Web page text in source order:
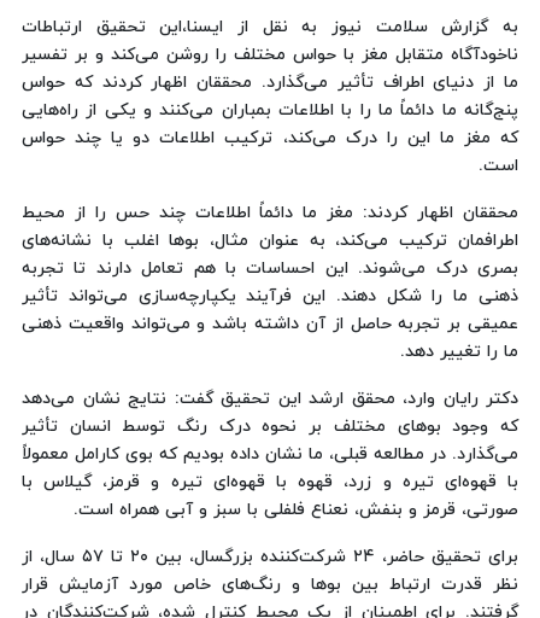
به گزارش سلامت نیوز به نقل از ایسنا،این تحقیق ارتباطات
ناخودآگاه متقابل مغز با حواس مختلف را روشن می‌کند و بر تفسیر
ما از دنیای اطراف تأثیر می‌گذارد. محققان اظهار کردند که حواس
پنج‌گانه ما دائماً ما را با اطلاعات بمباران می‌کنند و یکی از راه‌هایی
که مغز ما این را درک می‌کند، ترکیب اطلاعات دو یا چند حواس
است.
محققان اظهار کردند: مغز ما دائماً اطلاعات چند حس را از محیط
اطرافمان ترکیب می‌کند، به عنوان مثال، بوها اغلب با نشانه‌های
بصری درک می‌شوند. این احساسات با هم تعامل دارند تا تجربه
ذهنی ما را شکل دهند. این فرآیند یکپارچه‌سازی می‌تواند تأثیر
عمیقی بر تجربه حاصل از آن داشته باشد و می‌تواند واقعیت ذهنی
ما را تغییر دهد.
دکتر رایان وارد، محقق ارشد این تحقیق گفت: نتایج نشان می‌دهد
که وجود بوهای مختلف بر نحوه درک رنگ توسط انسان تأثیر
می‌گذارد. در مطالعه قبلی، ما نشان داده بودیم که بوی کارامل معمولاً
با قهوه‌ای تیره و زرد، قهوه با قهوه‌ای تیره و قرمز، گیلاس با
صورتی، قرمز و بنفش، نعناع فلفلی با سبز و آبی همراه است.
برای تحقیق حاضر، ۲۴ شرکت‌کننده بزرگسال، بین ۲۰ تا ۵۷ سال، از
نظر قدرت ارتباط بین بوها و رنگ‌های خاص مورد آزمایش قرار
گرفتند. برای اطمینان از یک محیط کنترل شده، شرکت‌کنندگان در